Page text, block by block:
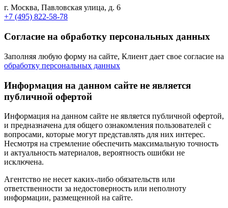
г. Москва, Павловская улица, д. 6
+7 (495) 822-58-78
Согласие на обработку персональных данных
Заполняя любую форму на сайте, Клиент дает свое согласие на
обработку персональных данных
Информация на данном сайте не является
публичной офертой
Информация на данном сайте не является публичной офертой,
и предназначена для общего ознакомления пользователей с
вопросами, которые могут представлять для них интерес.
Несмотря на стремление обеспечить максимальную точность
и актуальность материалов, вероятность ошибки не
исключена.
Агентство не несет каких-либо обязательств или
ответственности за недостоверность или неполноту
информации, размещенной на сайте.